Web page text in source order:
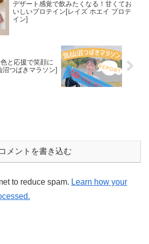
デザート感覚で飲みたくなる！甘くてお
いしいプロテイン[レイズ ホエイ プロテ
イン]
と応援で笑顔に
つばきマラソン]
コメントを書き込む
to reduce spam. Learn how your